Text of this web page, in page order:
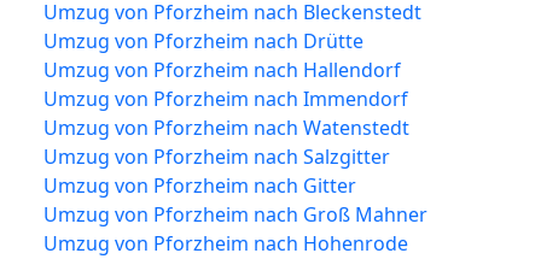
Umzug von Pforzheim nach Bleckenstedt
Umzug von Pforzheim nach Drütte
Umzug von Pforzheim nach Hallendorf
Umzug von Pforzheim nach Immendorf
Umzug von Pforzheim nach Watenstedt
Umzug von Pforzheim nach Salzgitter
Umzug von Pforzheim nach Gitter
Umzug von Pforzheim nach Groß Mahner
Umzug von Pforzheim nach Hohenrode